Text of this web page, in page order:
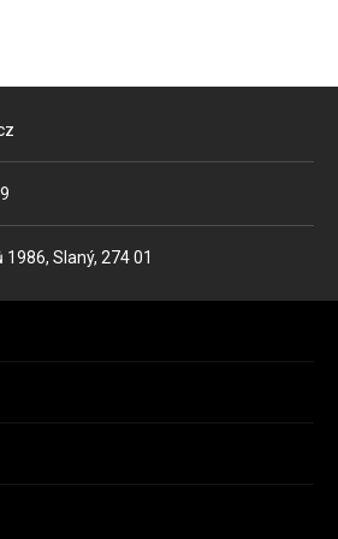
Slaný, 274 01